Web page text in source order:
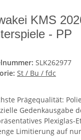
KMS
- PP
SLK262977
St / Bu / fdc
Prägequalität:
Gedenkausgabe
Plexiglas-
Limitierung auf